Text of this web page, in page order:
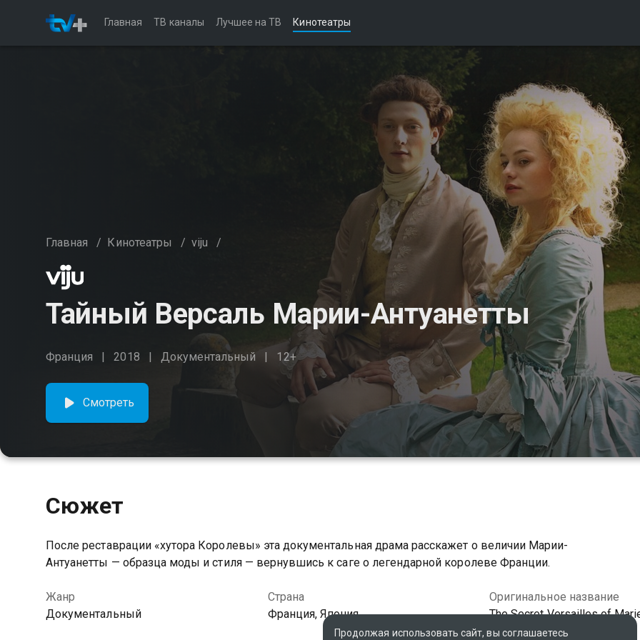
Главная ТВ каналы Лучшее на ТВ Кинотеатры
Главная / Кинотеатры / viju /
Тайный Версаль Марии-Антуанетты
Франция 2018 Документальный 12+
Смотреть
Сюжет
После реставрации «хутора Королевы» эта документальная драма расскажет о величии Марии-
Антуанетты — образца моды и стиля — вернувшись к саге о легендарной королеве Франции.
Жанр
Документальный
Страна
Франция, Япония
Оригинальное название
The Secret Versailles of
Antoinette
Продолжая использовать сайт, вы соглашаетесь